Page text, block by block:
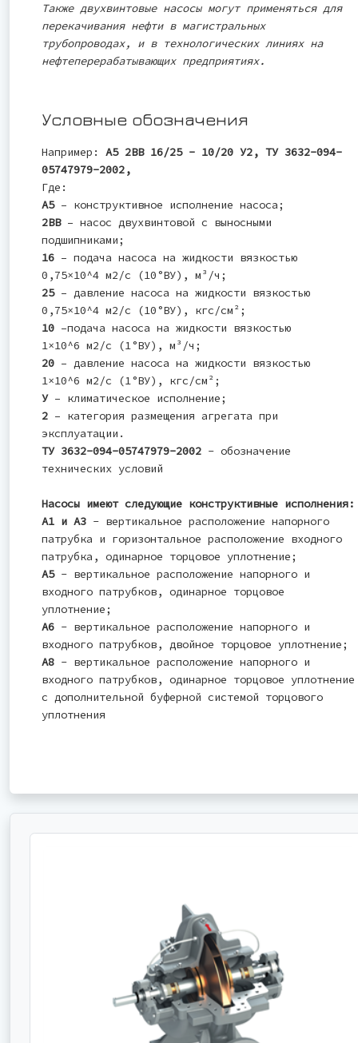
Также двухвинтовые насосы могут применяться для
перекачивания нефти в магистральных
трубопроводах, и в технологических линиях на
нефтеперерабатывающих предприятиях.
Условные обозначения
Например:
А5 2ВВ 16/25 - 10/20 У2, ТУ 3632-094-
05747979-2002,
Где:
А5 – конструктивное исполнение насоса;
2ВВ– насос двухвинтовой с выносными
подшипниками;
16 – подача насоса на жидкости вязкостью
0,75×10^4 м2/с (10°ВУ), м³/ч;
25– давление насоса на жидкости вязкостью
0,75×10^4 м2/с (10°ВУ), кгс/см²;
10 –подача насоса на жидкости вязкостью
1×10^6 м2/с (1°ВУ), м³/ч;
20 – давление насоса на жидкости вязкостью
1×10^6 м2/с (1°ВУ), кгс/см²;
У– климатическое исполнение;
2 – категория размещения агрегата при
эксплуатации.
ТУ 3632-094-05747979-2002 - обозначение
технических условий
Насосы имеют следующие конструктивные исполнения:
А1 и А3 - вертикальное расположение напорного
патрубка и горизонтальное расположение входного
патрубка, одинарное торцовое уплотнение;
А5- вертикальное расположение напорного и
входного патрубков, одинарное торцовое
уплотнение;
А6 - вертикальное расположение напорного и
входного патрубков, двойное торцовое уплотнение;
А8 - вертикальное расположение напорного и
входного патрубков, одинарное торцовое уплотнение
с дополнительной буферной системой торцового
уплотнения